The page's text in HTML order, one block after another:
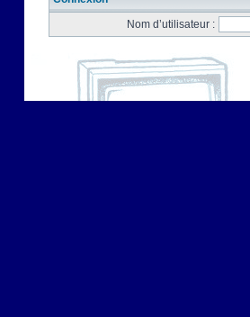
Nom d’utilisateur :